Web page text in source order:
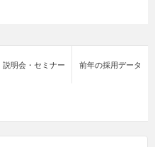
説明会・セミナー 前年の採用データ